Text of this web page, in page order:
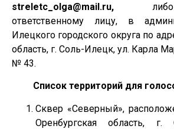
streletc_olga@mail.ru,
ответственному лицу, в
Илецкого городского округа по
область, г. Соль-Илецк, ул. Карла
№ 43.
Список территорий для
Сквер «Северный»,
Оренбургская область, г.